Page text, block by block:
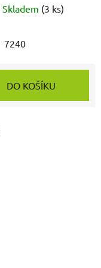
Skladem (3 ks)
7240
DO KOŠÍKU